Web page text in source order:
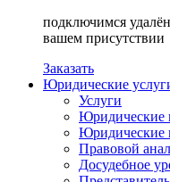
подключимся
вашем присутствии
Заказать
Юридические
Услуги
Юридические
Юридические
Правовой
Досудебное